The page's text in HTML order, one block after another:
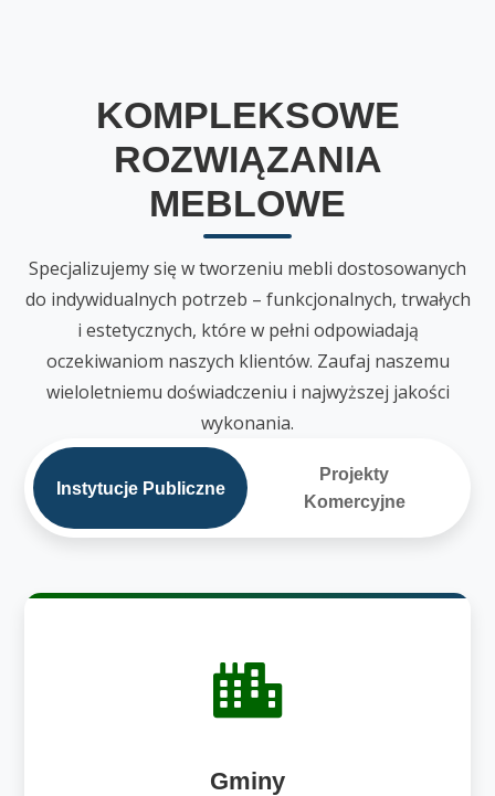
KOMPLEKSOWE
ROZWIĄZANIA
MEBLOWE
Specjalizujemy się w tworzeniu mebli dostosowanych
do indywidualnych potrzeb – funkcjonalnych, trwałych
i estetycznych, które w pełni odpowiadają
oczekiwaniom naszych klientów. Zaufaj naszemu
wieloletniemu doświadczeniu i najwyższej jakości
wykonania.
Instytucje Publiczne
Projekty
Komercyjne
Gminy